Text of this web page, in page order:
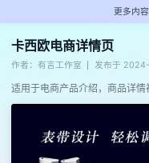
更多内
卡西欧电商详情页
作者：有言工作室 发布于
适用于电商产品介绍，商品详情